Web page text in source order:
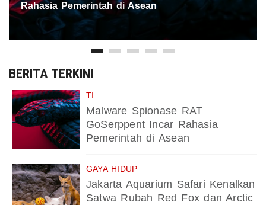
Rahasia Pemerintah di Asean
BERITA TERKINI
TI
Malware Spionase RAT
GoSerppent Incar Rahasia
Pemerintah di Asean
GAYA HIDUP
Jakarta Aquarium Safari Kenalkan
Satwa Rubah Red Fox dan Arctic